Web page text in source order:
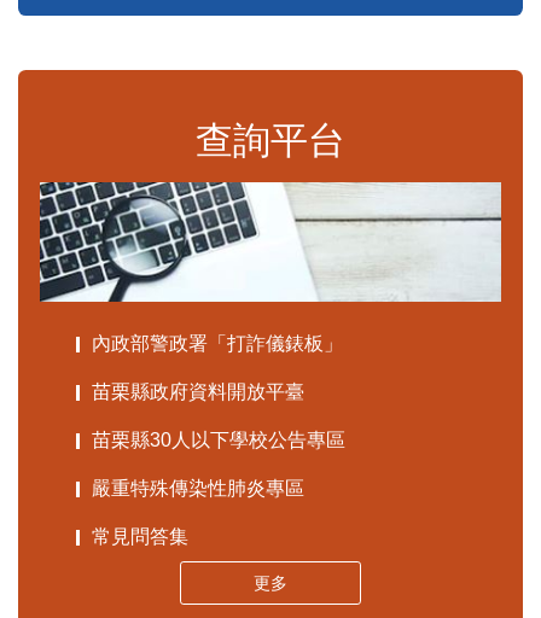
查詢平台
內政部警政署「打詐儀錶板」
苗栗縣政府資料開放平臺
苗栗縣30人以下學校公告專區
嚴重特殊傳染性肺炎專區
常見問答集
更多